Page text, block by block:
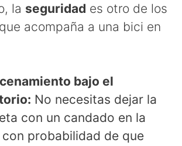
la seguridad es otro de los
que acompaña a una bici en
bajo el
No necesitas dejar la
con un candado en la
con probabilidad de que